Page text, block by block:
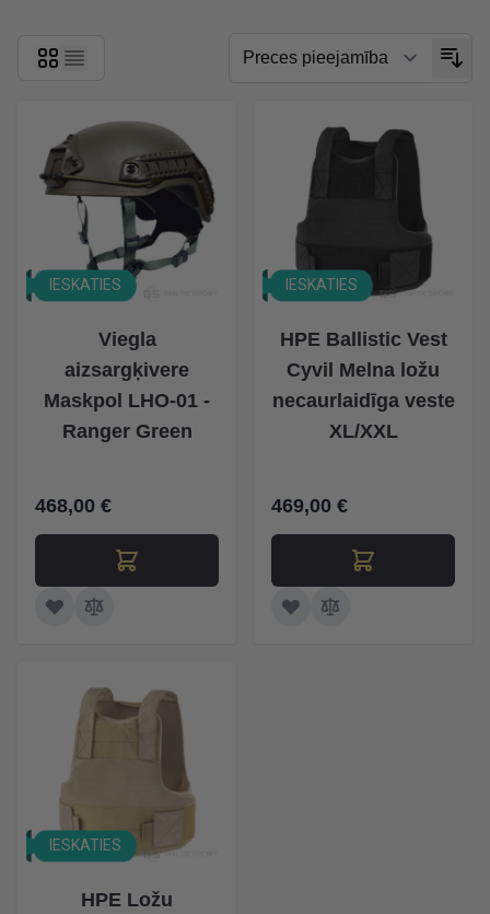
IESKATIES
Viegla
aizsargķivere
Maskpol LHO-01 -
Ranger Green
468,00 €
IESKATIES
HPE Ballistic Vest
Cyvil Melna ložu
necaurlaidīga veste
XL/XXL
469,00 €
IESKATIES
HPE Ložu